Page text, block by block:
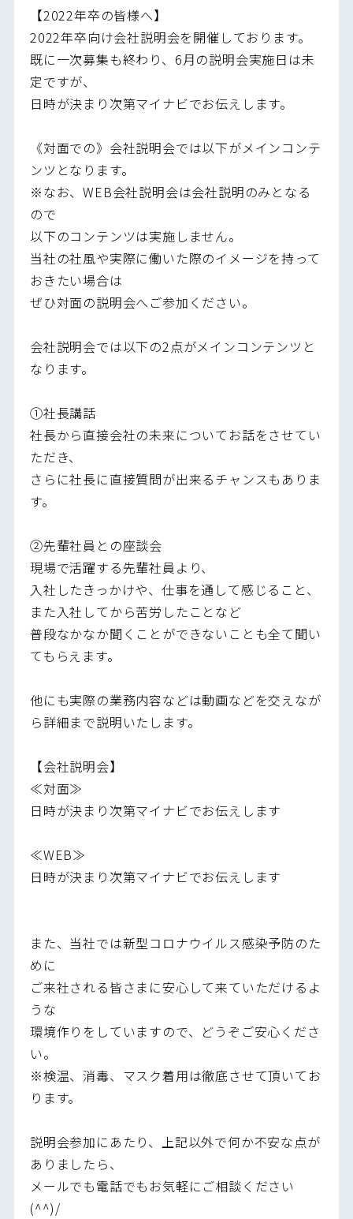
【2022年卒の皆様へ】
2022年卒向け会社説明会を開催しております。
既に一次募集も終わり、6月の説明会実施日は未
定ですが、
日時が決まり次第マイナビでお伝えします。
《対面での》会社説明会では以下がメインコンテ
ンツとなります。
※なお、WEB会社説明会は会社説明のみとなる
ので
以下のコンテンツは実施しません。
当社の社風や実際に働いた際のイメージを持って
おきたい場合は
ぜひ対面の説明会へご参加ください。
会社説明会では以下の2点がメインコンテンツと
なります。
①社長講話
社長から直接会社の未来についてお話をさせてい
ただき、
さらに社長に直接質問が出来るチャンスもありま
す。
②先輩社員との座談会
現場で活躍する先輩社員より、
入社したきっかけや、仕事を通して感じること、
また入社してから苦労したことなど
普段なかなか聞くことができないことも全て聞い
てもらえます。
他にも実際の業務内容などは動画などを交えなが
ら詳細まで説明いたします。
【会社説明会】
≪対面≫
日時が決まり次第マイナビでお伝えします
≪WEB≫
日時が決まり次第マイナビでお伝えします
また、当社では新型コロナウイルス感染予防のた
めに
ご来社される皆さまに安心して来ていただけるよ
うな
環境作りをしていますので、どうぞご安心くださ
い。
※検温、消毒、マスク着用は徹底させて頂いてお
ります。
説明会参加にあたり、上記以外で何か不安な点が
ありましたら、
メールでも電話でもお気軽にご相談ください
(^^)/